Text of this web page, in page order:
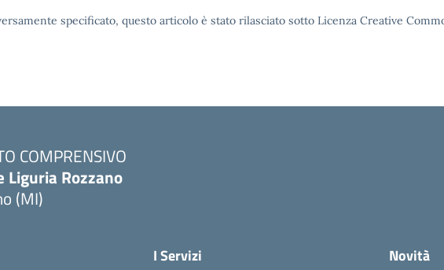
specificato, questo articolo è stato rilasciato sotto Licenza Creative
COMPRENSIVO
Liguria Rozzano
(MI)
I Servizi Novità